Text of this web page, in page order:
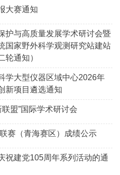
大赛通知
护与高质量发展学术研讨会暨
国家野外科学观测研究站建站
轮通知）
学大型仪器区域中心2026年
新项目遴选通知
盟”国际学术研讨会
赛（青海赛区）成绩公示
祝建党105周年系列活动的通